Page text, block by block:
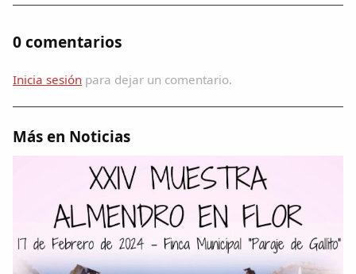
0 comentarios
Inicia sesión para dejar un comentario.
Más en Noticias